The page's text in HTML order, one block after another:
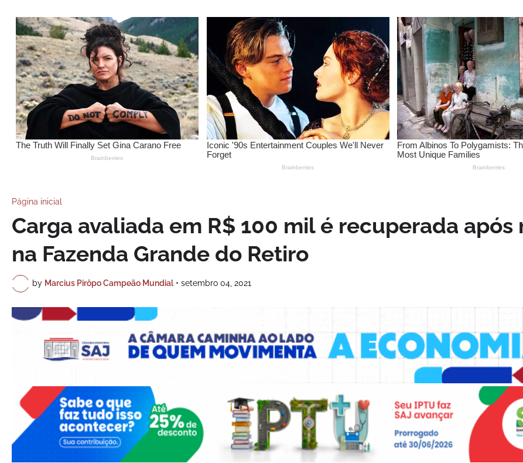
Página inicial
Carga avaliada em R$ 100 mil é recuperada após
na Fazenda Grande do Retiro
by Marcius Pirôpo Campeão Mundial • setembro 04, 2021